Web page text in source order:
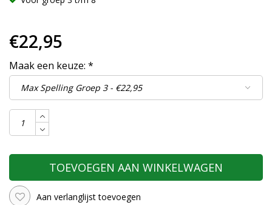
€22,95
Maak een keuze: *
TOEVOEGEN AAN WINKELWAGEN
Aan verlanglijst toevoegen